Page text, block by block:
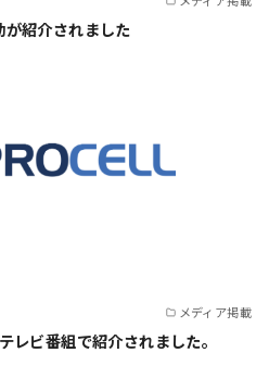
紹介されました
メディア掲載
レビ番組で紹介されました。